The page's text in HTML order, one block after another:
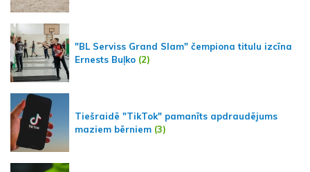
"BL Serviss Grand Slam" čempiona titulu izcīna
Ernests Buļko (2)
Tiešraidē "TikTok" pamanīts apdraudējums
maziem bērniem (3)